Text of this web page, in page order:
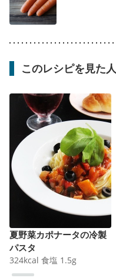
このレシピを見た
夏野菜カポナータの冷製
パスタ
324kcal 食塩 1.5g